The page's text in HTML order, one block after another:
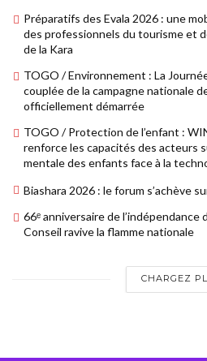
Préparatifs des Evala 2026 : une
des professionnels du tourisme et
de la Kara
TOGO / Environnement : La
couplée de la campagne nationale
officiellement démarrée
TOGO / Protection de l’enfant :
renforce les capacités des acteurs
mentale des enfants face à la
Biashara 2026 : le forum s’achève
66ᵉ anniversaire de
Conseil ravive la flamme nationale
CHARGEZ